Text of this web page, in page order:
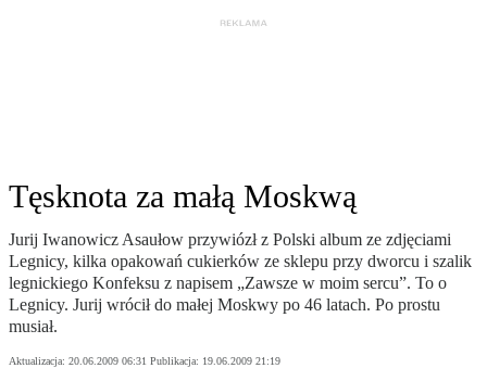
Tęsknota za małą Moskwą
Jurij Iwanowicz Asaułow przywiózł z Polski album ze zdjęciami
Legnicy, kilka opakowań cukierków ze sklepu przy dworcu i szalik
legnickiego Konfeksu z napisem „Zawsze w moim sercu”. To o
Legnicy. Jurij wrócił do małej Moskwy po 46 latach. Po prostu
musiał.
Aktualizacja: 20.06.2009 06:31 Publikacja: 19.06.2009 21:19